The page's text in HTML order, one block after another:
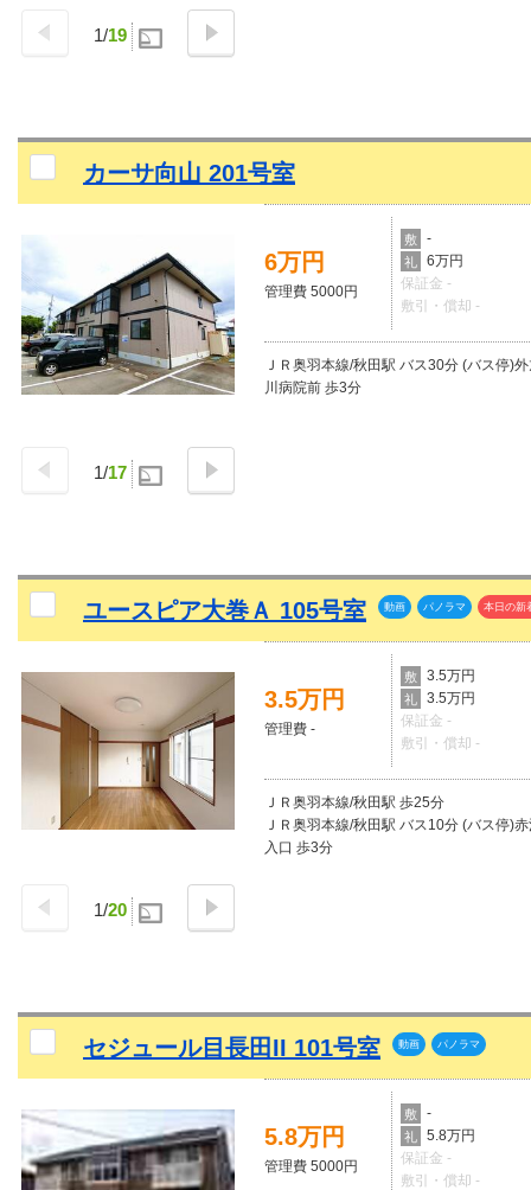
1/19
カーサ向山 201号室
1/17
6万円
管理費 5000円
敷 -
礼
6万円
保証金 -
敷引・償却 -
ＪＲ奥羽本線/秋田駅 バス30分 (バス停)
川病院前 歩3分
ユースピア大巻Ａ 105号室 動画 パノラマ 本日の新
1/20
3.5万円
管理費 -
敷 3.5万円
礼
3.5万円
保証金 -
敷引・償却 -
ＪＲ奥羽本線/秋田駅 歩25分
ＪＲ奥羽本線/秋田駅 バス10分 (バス停)
入口 歩3分
セジュール目長田II 101号室 動画 パノラマ
5.8万円
管理費 5000円
敷 -
礼
5.8万円
保証金 -
敷引・償却 -